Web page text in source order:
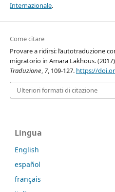
Internazionale.
Come citare
Provare a ridirsi: l’autotraduzione
migratorio in Amara Lakhous.
Traduzione, 7, 109-127. https://
Ulteriori formati di citazione
Lingua
English
español
français